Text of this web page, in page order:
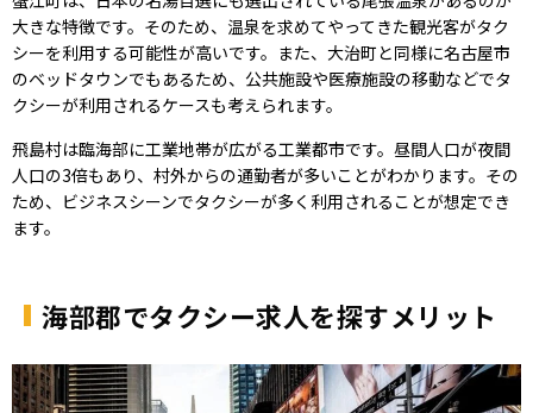
大きな特徴です。そのため、温泉を求めてやってきた観光客がタク
シーを利用する可能性が高いです。また、大治町と同様に名古屋市
のベッドタウンでもあるため、公共施設や医療施設の移動などでタ
クシーが利用されるケースも考えられます。
飛島村は臨海部に工業地帯が広がる工業都市です。昼間人口が夜間
人口の3倍もあり、村外からの通勤者が多いことがわかります。その
ため、ビジネスシーンでタクシーが多く利用されることが想定でき
ます。
海部郡でタクシー求人を探すメリット